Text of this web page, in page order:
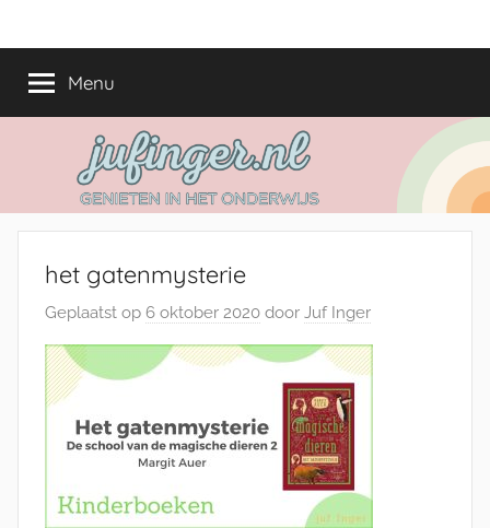
naarjufinger.nl
het
onderwijs
Menu
het gatenmysterie
Geplaatst op 6 oktober 2020 door Juf Inger